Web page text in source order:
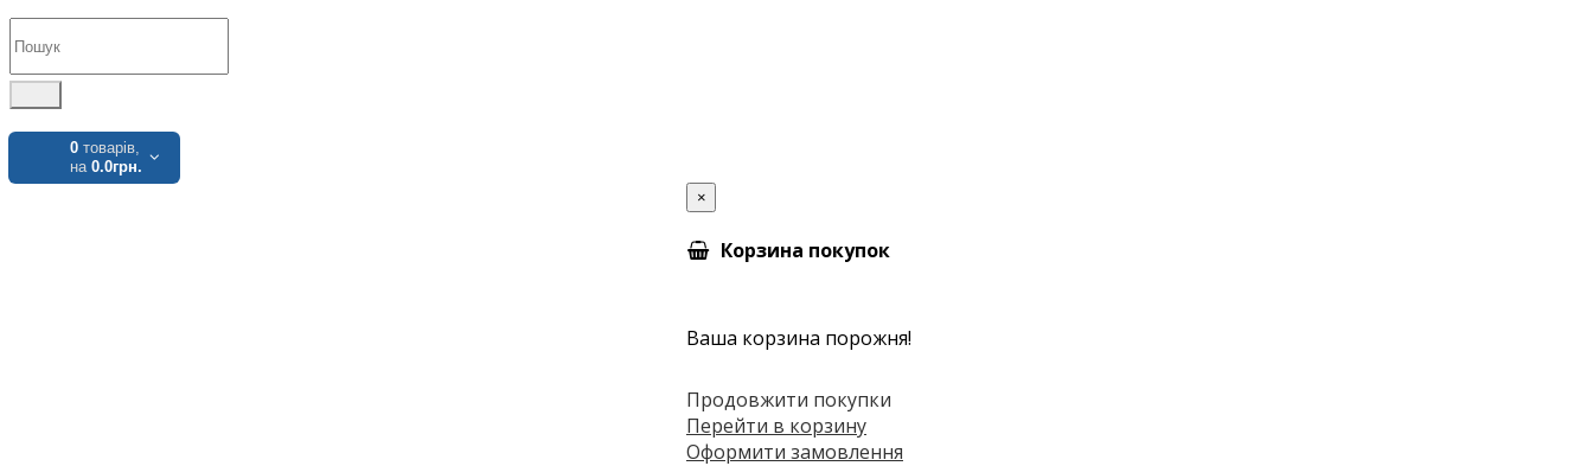
0 товарів,
на 0.0грн.
×
Корзина покупок
Ваша корзина порожня!
Продовжити покупки
Перейти в корзину
Оформити замовлення